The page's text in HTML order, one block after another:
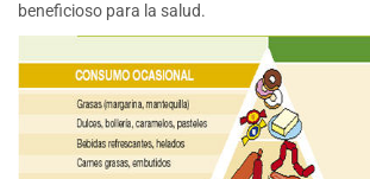
beneficioso para la salud.